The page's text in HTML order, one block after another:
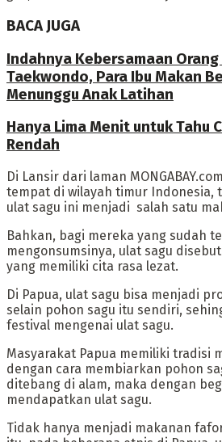
BACA JUGA
Indahnya Kebersamaan
Taekwondo, Para Ibu Makan
Menunggu Anak Latihan
Hanya Lima Menit untuk Tahu
Rendah
‎Di Lansir dari laman
tempat di wilayah timur Indonesia,
ulat sagu ini menjadi salah satu
Bahkan, bagi mereka yang sudah
mengonsumsinya, ulat sagu
yang memiliki cita rasa lezat.
Di Papua, ulat sagu bisa menjadi
selain pohon sagu itu sendiri,
festival mengenai ulat sagu.
‎Masyarakat Papua memiliki tradisi
dengan cara membiarkan pohon
ditebang di alam, maka dengan
mendapatkan ulat sagu.
Tidak hanya menjadi makanan